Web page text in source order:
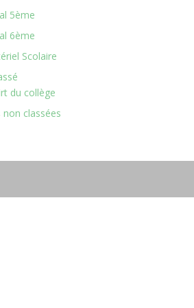
5ème
6ème
Scolaire
du collège
non classées